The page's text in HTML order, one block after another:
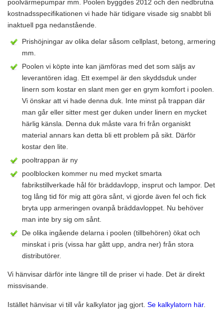
poolvärmepumpar mm. Poolen byggdes 2012 och den nedbrutna
kostnadsspecifikationen vi hade här tidigare visade sig snabbt bli
inaktuell pga nedanstående.
Prishöjningar av olika delar såsom cellplast, betong, armering
mm.
Poolen vi köpte inte kan jämföras med det som säljs av
leverantören idag. Ett exempel är den skyddsduk under
linern som kostar en slant men ger en grym komfort i poolen.
Vi önskar att vi hade denna duk. Inte minst på trappan där
man går eller sitter mest ger duken under linern en mycket
härlig känsla. Denna duk måste vara fri från organiskt
material annars kan detta bli ett problem på sikt. Därför
kostar den lite.
pooltrappan är ny
poolblocken kommer nu med mycket smarta
fabrikstillverkade hål för bräddavlopp, insprut och lampor. Det
tog lång tid för mig att göra sånt, vi gjorde även fel och fick
bryta upp armeringen ovanpå bräddavloppet. Nu behöver
man inte bry sig om sånt.
De olika ingående delarna i poolen (tillbehören) ökat och
minskat i pris (vissa har gått upp, andra ner) från stora
distributörer.
Vi hänvisar därför inte längre till de priser vi hade. Det är direkt
missvisande.
Istället hänvisar vi till vår kalkylator jag gjort. Se kalkylatorn här.